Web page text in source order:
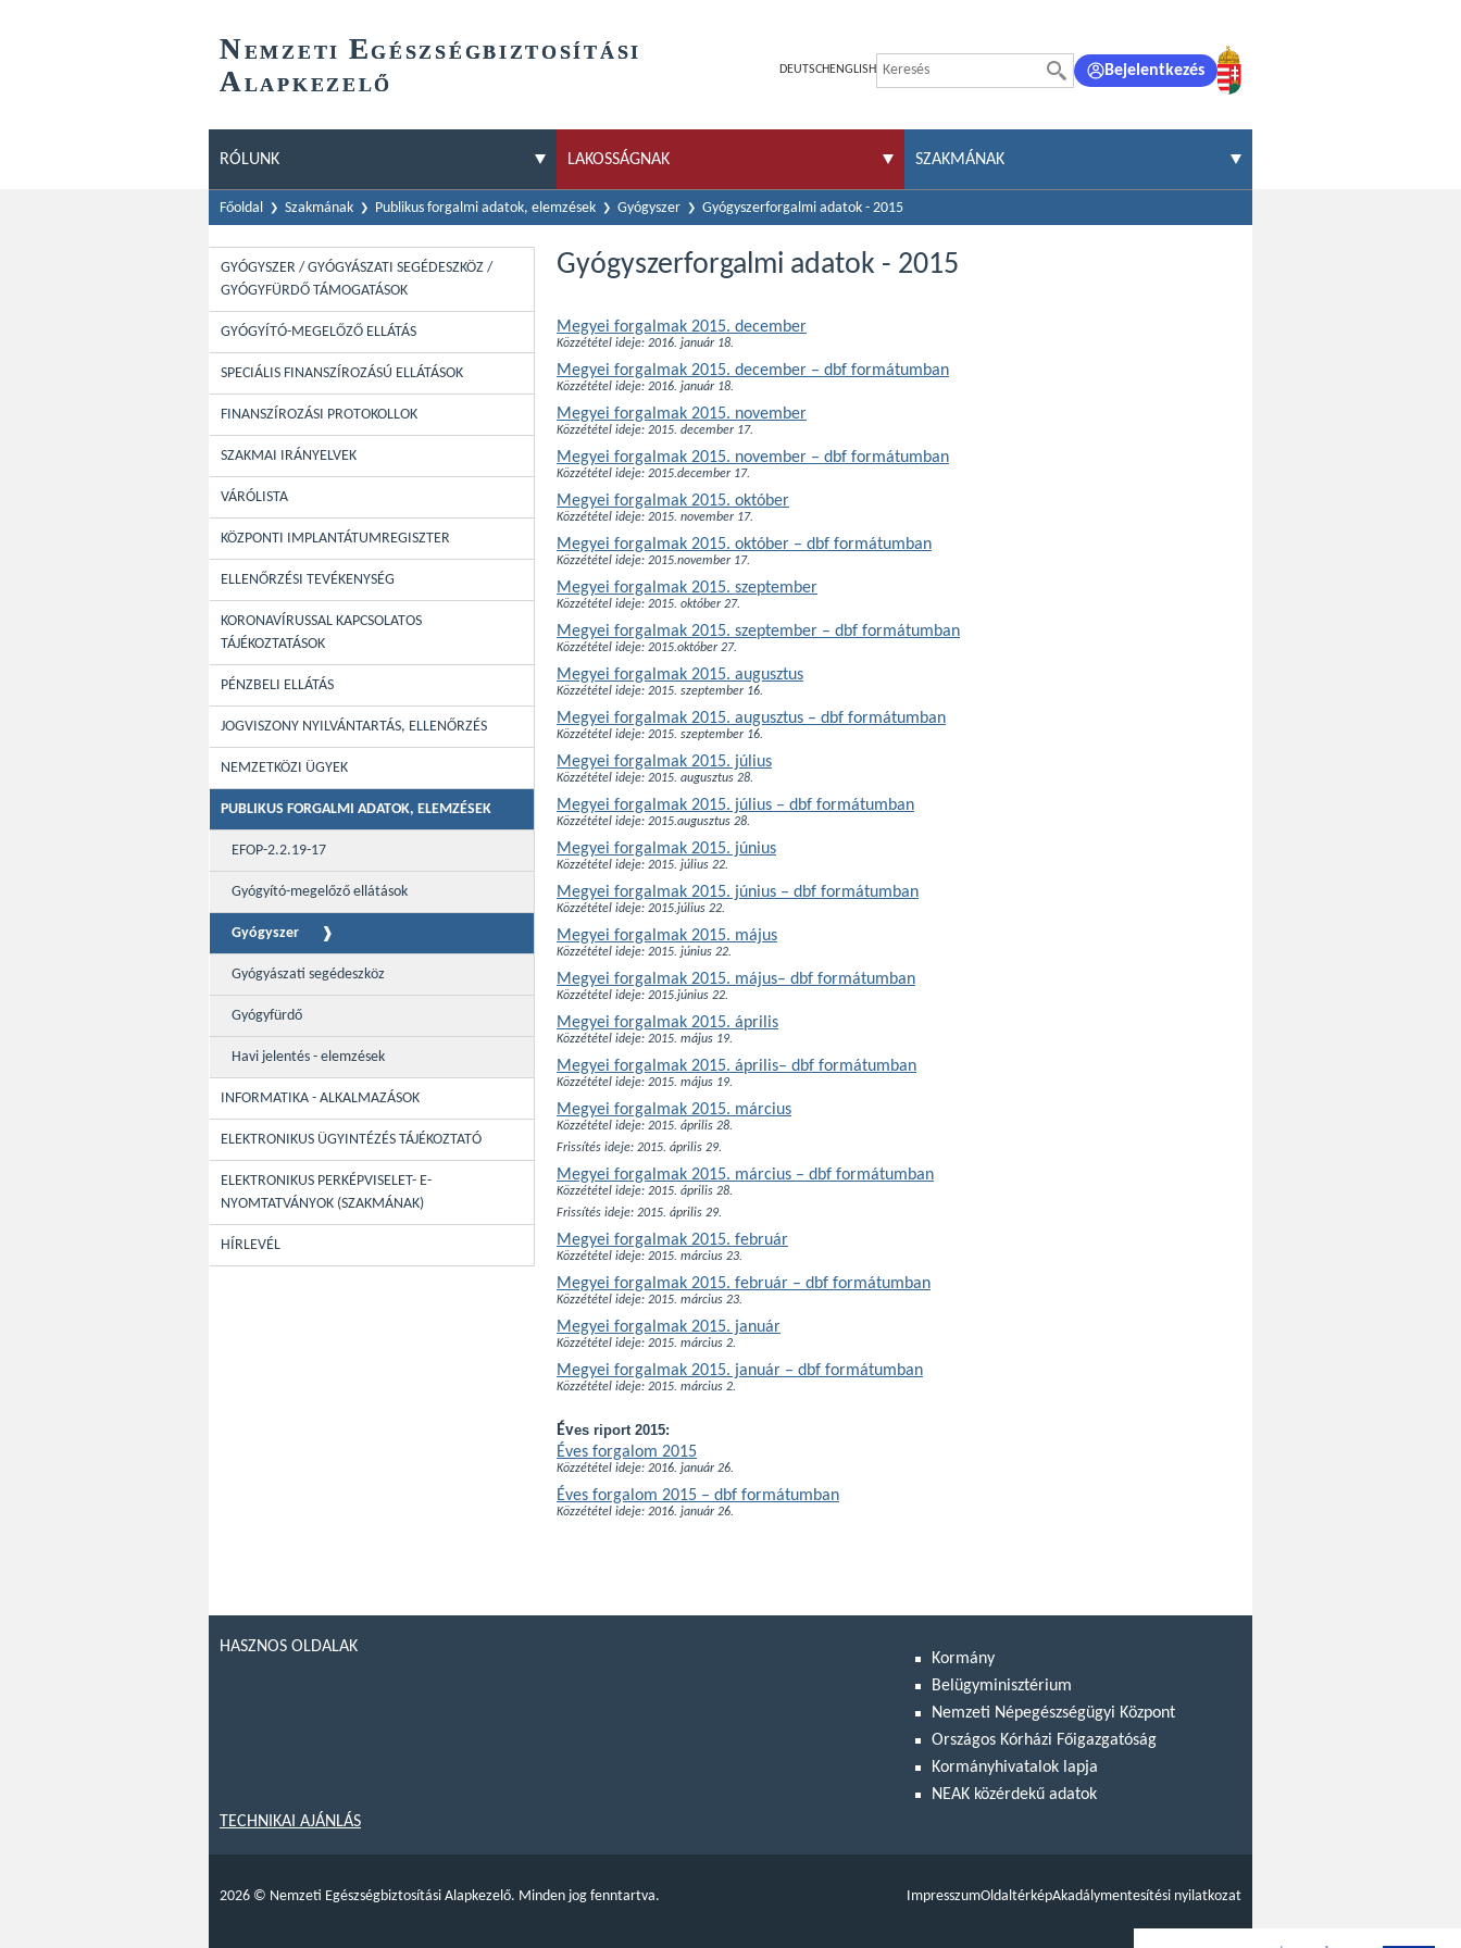
NEMZETI EGÉSZSÉGBIZTOSÍTÁSI
ALAPKEZELŐ
DEUTSCH ENGLISH Bejelentkezés
RÓLUNK LAKOSSÁGNAK SZAKMÁNAK
Főoldal Szakmának Publikus forgalmi adatok, elemzések Gyógyszer Gyógyszerforgalmi adatok - 2015
GYÓGYSZER / GYÓGYÁSZATI SEGÉDESZKÖZ /
GYÓGYFÜRDŐ TÁMOGATÁSOK
GYÓGYÍTÓ-MEGELŐZŐ ELLÁTÁS
SPECIÁLIS FINANSZÍROZÁSÚ ELLÁTÁSOK
FINANSZÍROZÁSI PROTOKOLLOK
SZAKMAI IRÁNYELVEK
VÁRÓLISTA
KÖZPONTI IMPLANTÁTUMREGISZTER
ELLENŐRZÉSI TEVÉKENYSÉG
KORONAVÍRUSSAL KAPCSOLATOS
TÁJÉKOZTATÁSOK
PÉNZBELI ELLÁTÁS
JOGVISZONY NYILVÁNTARTÁS, ELLENŐRZÉS
NEMZETKÖZI ÜGYEK
PUBLIKUS FORGALMI ADATOK, ELEMZÉSEK
EFOP-2.2.19-17
Gyógyító-megelőző ellátások
Gyógyszer
Gyógyászati segédeszköz
Gyógyfürdő
Havi jelentés - elemzések
INFORMATIKA - ALKALMAZÁSOK
ELEKTRONIKUS ÜGYINTÉZÉS TÁJÉKOZTATÓ
ELEKTRONIKUS PERKÉPVISELET- E-
NYOMTATVÁNYOK (SZAKMÁNAK)
HÍRLEVÉL
Gyógyszerforgalmi adatok - 2015
Megyei forgalmak 2015. december
Közzététel ideje: 2016. január 18.
Megyei forgalmak 2015. december – dbf formátumban
Közzététel ideje: 2016. január 18.
Megyei forgalmak 2015. november
Közzététel ideje: 2015. december 17.
Megyei forgalmak 2015. november – dbf formátumban
Közzététel ideje: 2015.december 17.
Megyei forgalmak 2015. október
Közzététel ideje: 2015. november 17.
Megyei forgalmak 2015. október – dbf formátumban
Közzététel ideje: 2015.november 17.
Megyei forgalmak 2015. szeptember
Közzététel ideje: 2015. október 27.
Megyei forgalmak 2015. szeptember – dbf formátumban
Közzététel ideje: 2015.október 27.
Megyei forgalmak 2015. augusztus
Közzététel ideje: 2015. szeptember 16.
Megyei forgalmak 2015. augusztus – dbf formátumban
Közzététel ideje: 2015. szeptember 16.
Megyei forgalmak 2015. július
Közzététel ideje: 2015. augusztus 28.
Megyei forgalmak 2015. július – dbf formátumban
Közzététel ideje: 2015.augusztus 28.
Megyei forgalmak 2015. június
Közzététel ideje: 2015. július 22.
Megyei forgalmak 2015. június – dbf formátumban
Közzététel ideje: 2015.július 22.
Megyei forgalmak 2015. május
Közzététel ideje: 2015. június 22.
Megyei forgalmak 2015. május– dbf formátumban
Közzététel ideje: 2015.június 22.
Megyei forgalmak 2015. április
Közzététel ideje: 2015. május 19.
Megyei forgalmak 2015. április– dbf formátumban
Közzététel ideje: 2015. május 19.
Megyei forgalmak 2015. március
Közzététel ideje: 2015. április 28.
Frissítés ideje: 2015. április 29.
Megyei forgalmak 2015. március – dbf formátumban
Közzététel ideje: 2015. április 28.
Frissítés ideje: 2015. április 29.
Megyei forgalmak 2015. február
Közzététel ideje: 2015. március 23.
Megyei forgalmak 2015. február – dbf formátumban
Közzététel ideje: 2015. március 23.
Megyei forgalmak 2015. január
Közzététel ideje: 2015. március 2.
Megyei forgalmak 2015. január – dbf formátumban
Közzététel ideje: 2015. március 2.
Éves riport 2015:
Éves forgalom 2015
Közzététel ideje: 2016. január 26.
Éves forgalom 2015 – dbf formátumban
Közzététel ideje: 2016. január 26.
HASZNOS OLDALAK
Kormány
Belügyminisztérium
Nemzeti Népegészségügyi Központ
Országos Kórházi Főigazgatóság
Kormányhivatalok lapja
NEAK közérdekű adatok
TECHNIKAI AJÁNLÁS
2026 © Nemzeti Egészségbiztosítási Alapkezelő. Minden jog fenntartva. ImpresszumOldaltérképAkadálymentesítési nyilatkozat